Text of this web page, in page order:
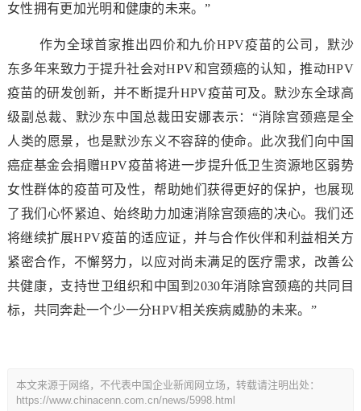
女性拥有更加光明和健康的未来。”
作为全球首家推出四价和九价HPV疫苗的公司，默沙
东多年来致力于提升社会对HPV和宫颈癌的认知，推动HPV
疫苗的研发创新，并不断提升HPV疫苗可及。默沙东全球高
级副总裁、默沙东中国总裁田安娜表示：“消除宫颈癌是全
人类的愿景，也是默沙东义不容辞的使命。此次我们向中国
癌症基金会捐赠HPV疫苗将进一步提升低卫生资源地区弱势
女性群体的疫苗可及性，帮助她们获得更好的保护，也展现
了我们心怀紧迫、始终助力加速消除宫颈癌的决心。我们还
将继续扩展HPV疫苗的适应证，并与合作伙伴和利益相关方
紧密合作，不懈努力，以应对尚未满足的医疗需求，改善公
共健康，支持世卫组织和中国到2030年消除宫颈癌的共同目
标，共同奔赴一个少一分HPV相关疾病威胁的未来。”
本文来源于网络，不代表中国企业新闻网立场，转载请注明出处：
https://www.chinacenn.com.cn/news/5998.html